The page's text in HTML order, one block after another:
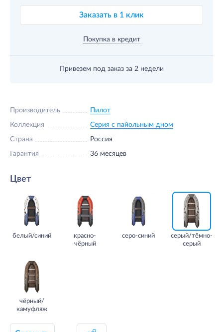
Заказать в 1 клик
Покупка в кредит
Привезем под заказ за 2 недели
Производитель Пилот
Коллекция Серия с пайольным дном
Страна Россия
Гарантия 36 месяцев
Цвет
белый/синий
красно-
чёрный
серо-синий
серый/тёмно-
серый
чёрный/
камуфляж